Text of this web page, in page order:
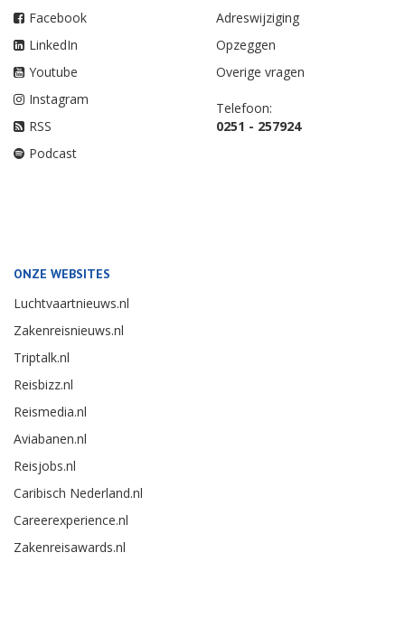
Facebook
LinkedIn
Youtube
Instagram
RSS
Podcast
Adreswijziging
Opzeggen
Overige vragen
Telefoon:
0251 - 257924
ONZE WEBSITES
Luchtvaartnieuws.nl
Zakenreisnieuws.nl
Triptalk.nl
Reisbizz.nl
Reismedia.nl
Aviabanen.nl
Reisjobs.nl
Caribisch Nederland.nl
Careerexperience.nl
Zakenreisawards.nl